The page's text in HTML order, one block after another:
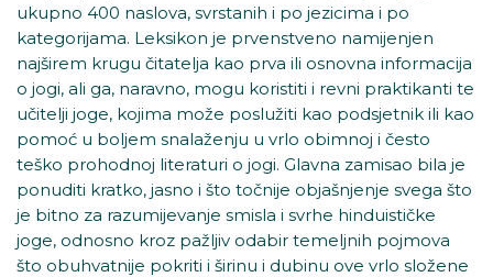
ukupno 400 naslova, svrstanih i po jezicima i po
kategorijama. Leksikon je prvenstveno namijenjen
najširem krugu čitatelja kao prva ili osnovna informacija
o jogi, ali ga, naravno, mogu koristiti i revni praktikanti te
učitelji joge, kojima može poslužiti kao podsjetnik ili kao
pomoć u boljem snalaženju u vrlo obimnoj i često
teško prohodnoj literaturi o jogi. Glavna zamisao bila je
ponuditi kratko, jasno i što točnije objašnjenje svega što
je bitno za razumijevanje smisla i svrhe hinduističke
joge, odnosno kroz pažljiv odabir temeljnih pojmova
što obuhvatnije pokriti i širinu i dubinu ove vrlo složene